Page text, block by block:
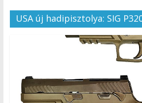
USA új hadipisztolya: SIG